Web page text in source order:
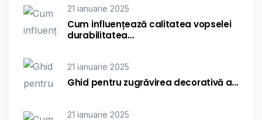
21 ianuarie 2025
Cum influențează calitatea vopselei
durabilitatea…
21 ianuarie 2025
Ghid pentru zugrăvirea decorativă a…
21 ianuarie 2025